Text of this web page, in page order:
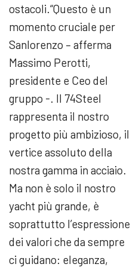
ostacoli.“Questo è un
momento cruciale per
Sanlorenzo – afferma
Massimo Perotti,
presidente e Ceo del
gruppo -. Il 74Steel
rappresenta il nostro
progetto più ambizioso, il
vertice assoluto della
nostra gamma in acciaio.
Ma non è solo il nostro
yacht più grande, è
soprattutto l’espressione
dei valori che da sempre
ci guidano: eleganza,